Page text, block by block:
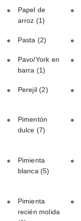
Papel de
arroz (1)
Pasta (2)
Pavo/York en
barra (1)
Perejil(2)
Pimentón
dulce (7)
Pimienta
blanca (5)
Pimienta
recién molida